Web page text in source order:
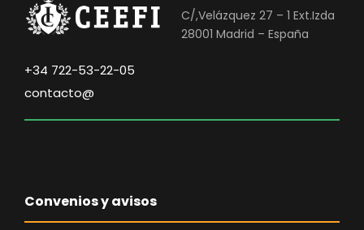
C/,Velázquez 27 – 1 Ext.Izda
28001 Madrid – España
+34 722-53-22-05
contacto@
Convenios y avisos